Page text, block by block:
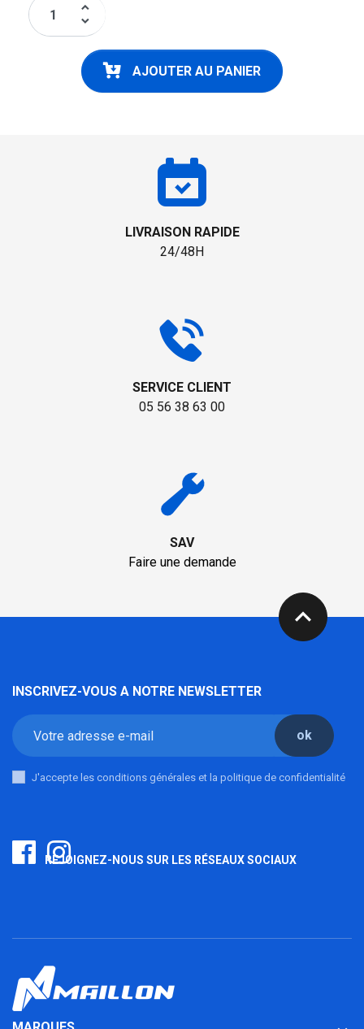
keyboard_arrow_up
keyboard_arrow_down
AJOUTER AU PANIER
LIVRAISON RAPIDE
24/48H
SERVICE CLIENT
05 56 38 63 00
SAV
Faire une demande
expand_less
INSCRIVEZ-VOUS A NOTRE NEWSLETTER
ok
J'accepte les conditions générales et la politique de confidentialité
REJOIGNEZ-NOUS SUR LES RÉSEAUX SOCIAUX